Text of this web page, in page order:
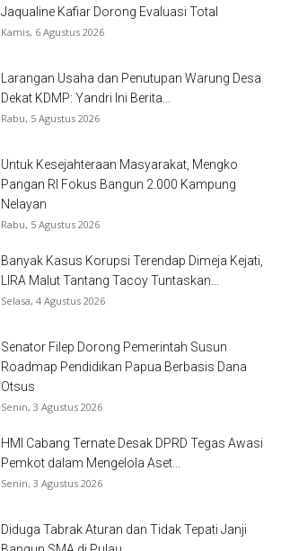
Jaqualine Kafiar Dorong Evaluasi Total
Kamis, 6 Agustus 2026
Larangan Usaha dan Penutupan Warung Desa
Dekat KDMP: Yandri Ini Berita...
Rabu, 5 Agustus 2026
Untuk Kesejahteraan Masyarakat, Mengko
Pangan RI Fokus Bangun 2.000 Kampung
Nelayan
Rabu, 5 Agustus 2026
Banyak Kasus Korupsi Terendap Dimeja Kejati,
LIRA Malut Tantang Tacoy Tuntaskan...
Selasa, 4 Agustus 2026
Senator Filep Dorong Pemerintah Susun
Roadmap Pendidikan Papua Berbasis Dana
Otsus
Senin, 3 Agustus 2026
HMI Cabang Ternate Desak DPRD Tegas Awasi
Pemkot dalam Mengelola Aset...
Senin, 3 Agustus 2026
Diduga Tabrak Aturan dan Tidak Tepati Janji